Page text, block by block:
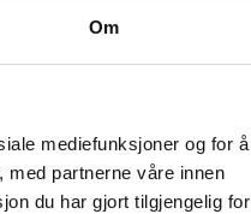
Om
mediefunksjoner og for å
partnerne våre innen
du har gjort tilgjengelig for